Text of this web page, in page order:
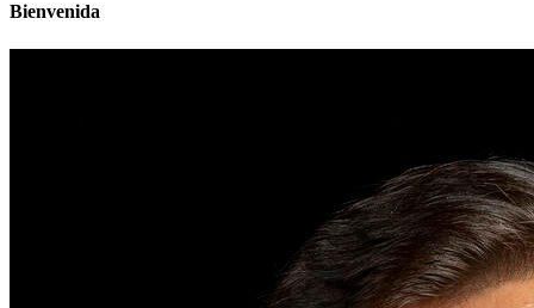
Bienvenida